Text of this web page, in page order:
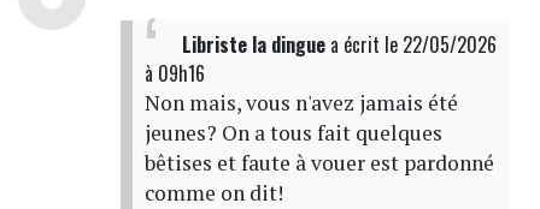
Libriste la dinguea écrit le 22/05/2026
à 09h16
Non mais, vous n'avez jamais été
jeunes? On a tous fait quelques
bêtises et faute à vouer est pardonné
comme on dit!